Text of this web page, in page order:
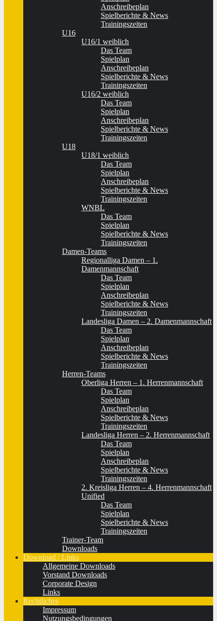
Anschreibeplan
Spielberichte & News
Trainingszeiten
U16
U16/1 weiblich
Das Team
Spielplan
Anschreibeplan
Spielberichte & News
Trainingszeiten
U16/2 weiblich
Das Team
Spielplan
Anschreibeplan
Spielberichte & News
Trainingszeiten
U18
U18/1 weiblich
Das Team
Spielplan
Anschreibeplan
Spielberichte & News
Trainingszeiten
WNBL
Das Team
Spielplan
Spielberichte & News
Trainingszeiten
Damen-Teams
Regionalliga Damen – 1.
Damenmannschaft
Das Team
Spielplan
Anschreibeplan
Spielberichte & News
Trainingszeiten
Landesliga Damen – 2. Damenmannschaft
Das Team
Spielplan
Anschreibeplan
Spielberichte & News
Trainingszeiten
Herren-Teams
Oberliga Herren – 1. Herrenmannschaft
Das Team
Spielplan
Anschreibeplan
Spielberichte & News
Trainingszeiten
Landesliga Herren – 2. Herrenmannschaft
Das Team
Spielplan
Anschreibeplan
Spielberichte & News
Trainingszeiten
2. Kreisliga Herren – 4. Herrenmannschaft
Unified
Das Team
Spielplan
Spielberichte & News
Trainingszeiten
Trainer-Team
Downloads
Download / Links
Allgemeine Downloads
Vorstand Downloads
Corporate Design
Links
Rechtliches
Impressum
Nutzungsbedingungen